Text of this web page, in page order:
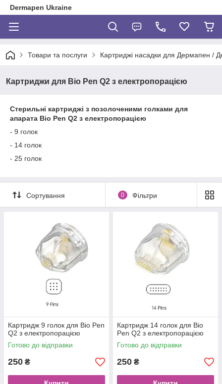
Dermapen Ukraine
Товари та послуги Картриджі насадки для Дермапен /
Картриджи для Bio Pen Q2 з електропорацією
Стерильні картриджі з позолоченими голками для
апарата Bio Pen Q2 з електропорацією
- 9 голок
- 14 голок
- 25 голок
Сортування 0 Фільтри
Картридж 9 голок для Bio Pen
Q2 з електропорацією
Готово до відправки
250 ₴
Картридж 14 голок для Bio
Pen Q2 з електропорацією
Готово до відправки
250 ₴